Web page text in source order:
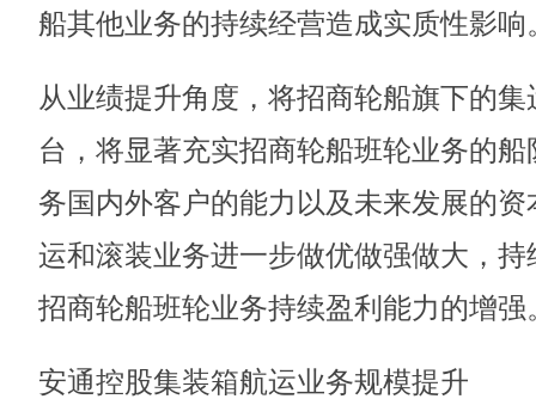
船其他业务的持续经营造成实质性影响
从业绩提升角度，将招商轮船旗下的
台，将显著充实招商轮船班轮业务的
务国内外客户的能力以及未来发展的
运和滚装业务进一步做优做强做大，
招商轮船班轮业务持续盈利能力的增强
安通控股集装箱航运业务规模提升